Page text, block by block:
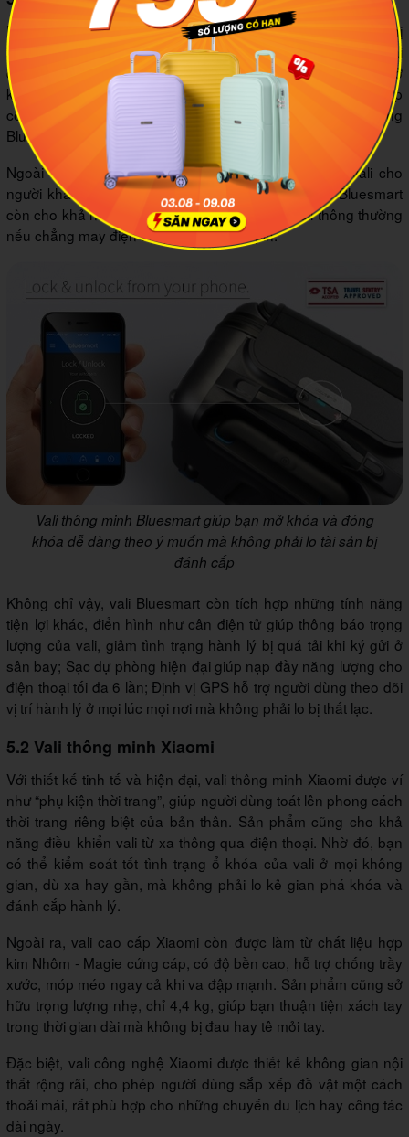
Bluesmart là một chiếc vali công nghệ thịnh hành nhất trên thị
trường vali ngày nay. Sở hữu tính năng kết nối với điện thoại
qua ứng dụng, vali thông minh Bluesmart cho phép bạn mở
khóa và đóng khóa dễ dàng theo ý muốn. Trong trường hợp
có người lạ cố ý xâm phạm và tìm cách cạy khóa, ứng dụng
Bluesmart ngay lập tức thông báo cho bạn biết.
Ngoài ra, khách hàng có thể trao quyền đóng mở vali cho
người khác khi cần thiết. Đặc biệt, vali thông minh Bluesmart
còn cho khả năng mở khóa như những mẫu vali thông thường
nếu chẳng may điện thoại của bạn hết pin.
Vali thông minh Bluesmart giúp bạn mở khóa và đóng
khóa dễ dàng theo ý muốn mà không phải lo tài sản bị
đánh cắp
Không chỉ vậy, vali Bluesmart còn tích hợp những tính năng
tiện lợi khác, điển hình như cân điện tử giúp thông báo trọng
lượng của vali, giảm tình trạng hành lý bị quá tải khi ký gửi ở
sân bay; Sạc dự phòng hiện đại giúp nạp đầy năng lượng cho
điện thoại tối đa 6 lần; Định vị GPS hỗ trợ người dùng theo dõi
vị trí hành lý ở mọi lúc mọi nơi mà không phải lo bị thất lạc.
5.2 Vali thông minh Xiaomi
Với thiết kế tinh tế và hiện đại, vali thông minh Xiaomi được ví
như “phụ kiện thời trang”, giúp người dùng toát lên phong cách
thời trang riêng biệt của bản thân. Sản phẩm cũng cho khả
năng điều khiển vali từ xa thông qua điện thoại. Nhờ đó, bạn
có thể kiểm soát tốt tình trạng ổ khóa của vali ở mọi không
gian, dù xa hay gần, mà không phải lo kẻ gian phá khóa và
đánh cắp hành lý.
Ngoài ra, vali cao cấp Xiaomi còn được làm từ chất liệu hợp
kim Nhôm - Magie cứng cáp, có độ bền cao, hỗ trợ chống trầy
xước, móp méo ngay cả khi va đập mạnh. Sản phẩm cũng sở
hữu trọng lượng nhẹ, chỉ 4,4 kg, giúp bạn thuận tiện xách tay
trong thời gian dài mà không bị đau hay tê mỏi tay.
Đặc biệt, vali công nghệ Xiaomi được thiết kế không gian nội
thất rộng rãi, cho phép người dùng sắp xếp đồ vật một cách
thoải mái, rất phù hợp cho những chuyến du lịch hay công tác
dài ngày.